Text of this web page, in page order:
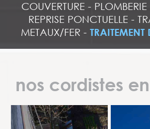
COUVERTURE - PLOMBERIE
REPRISE PONCTUELLE -
METAUX/FER -
nos cordistes